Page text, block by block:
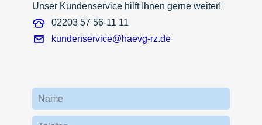
Unser Kundenservice hilft Ihnen gerne weiter!
02203 57 56-11 11
kundenservice@haevg-rz.de
Name